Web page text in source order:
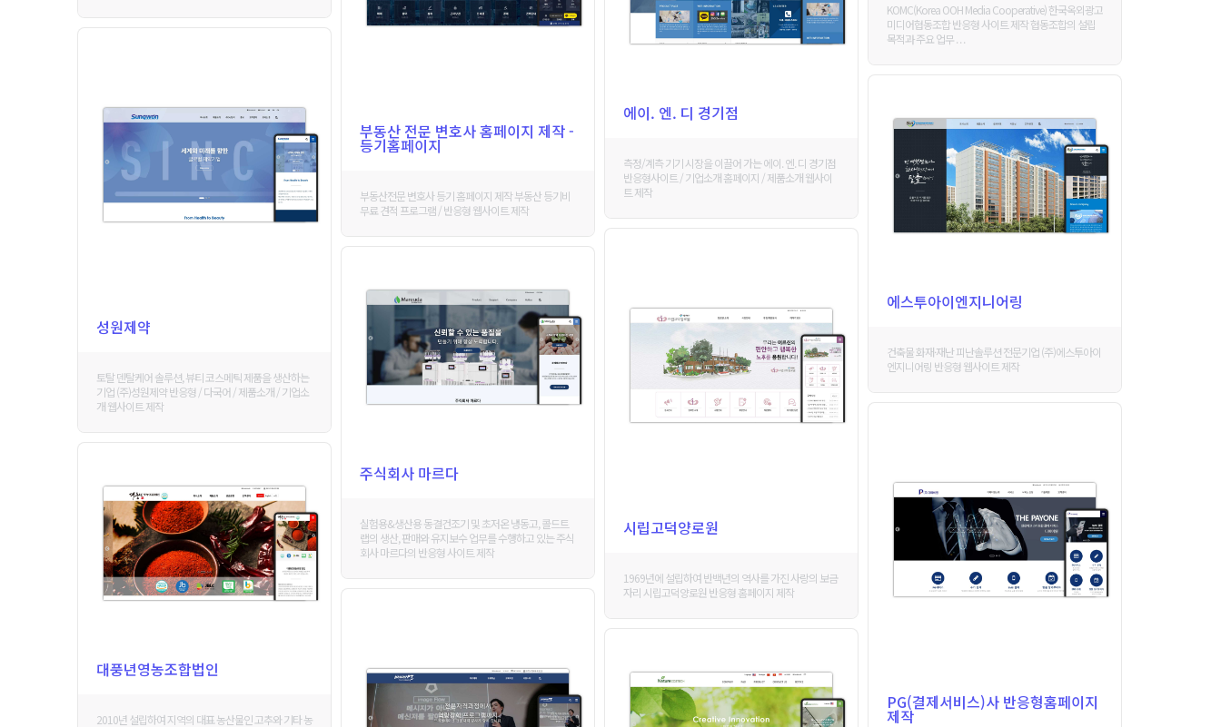
KOMC(Korea OOH Media Cooperative) 한국옥외광고
미디어협동조합 반응형 사이트 제작 협동조합의 설립
목적과 주요 업무 . . .
부동산 전문 변호사 홈페이지 제작 -
등기홈페이지
부동산전문 변호사 등기 홈페이지 제작 부동산 등기비
무료 견적 프로그램 / 반응형 웹사이트 제작
에이. 엔. 디 경기점
측정/계측 기기 시장을 이끌어 가는 에이. 엔. 디 경기점
반응형사이트 / 기업소개 홈페이지 / 제품소개 웹사이
트 제작
성원제약
토탈 덴탈케어 솔루션, 뷰티 코스메틱 제품을 생산하는
기업 (주)성원제약 반응형 / 다국어 / 제품소개 / 기업소
개 웹사이트 제작
에스투아이엔지니어링
건축물 화재·재난 피난솔루션 전문기업 (주)에스투아이
엔지니어링 반응형 웹사이트 제작
시립고덕양로원
1969년에 설립하여 반백년의 역사를 가진 사랑의 보금
자리 시립고덕양로원 반응형 홈페이지 제작
주식회사 마르다
실험용&생산용 동결건조기 및 초저온 냉동고, 콜드트
랩의 생산, 판매와 유지보수 업무를 수행하고 있는 주식
회사 마르다의 반응형 사이트 제작
PG(결제서비스)사 반응형홈페이지
제작
대풍년영농조합법인
2010년 설립하여 지역의 대표 농산물인 고추와 기타 농